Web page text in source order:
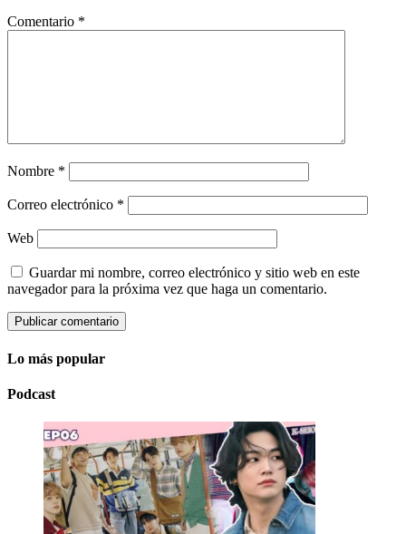
Comentario *
Nombre *
Correo electrónico *
Web
Guardar mi nombre, correo electrónico y sitio web en este
navegador para la próxima vez que haga un comentario.
Lo más popular
Podcast